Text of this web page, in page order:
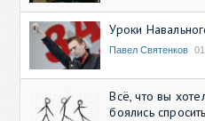
Уроки
Павел Святенков
Всё, что вы
боялись спросить